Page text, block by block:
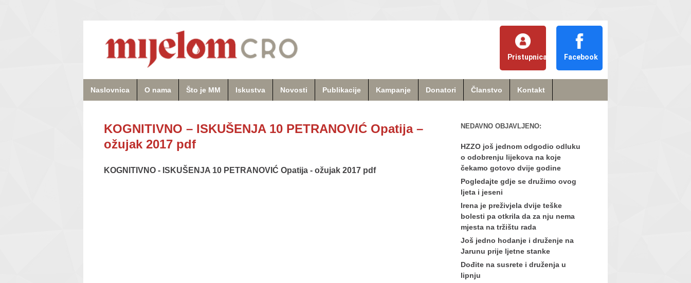
Pristupnica Facebook
Naslovnica O nama Što je MM Iskustva Novosti Publikacije Kampanje Donatori Članstvo Kontakt
KOGNITIVNO – ISKUŠENJA 10 PETRANOVIĆ Opatija –
ožujak 2017 pdf
KOGNITIVNO - ISKUŠENJA 10 PETRANOVIĆ Opatija - ožujak 2017 pdf
NEDAVNO OBJAVLJENO:
HZZO još jednom odgodio odluku
o odobrenju lijekova na koje
čekamo gotovo dvije godine
Pogledajte gdje se družimo ovog
ljeta i jeseni
Irena je preživjela dvije teške
bolesti pa otkrila da za nju nema
mjesta na tržištu rada
Još jedno hodanje i druženje na
Jarunu prije ljetne stanke
Dođite na susrete i druženja u
lipnju